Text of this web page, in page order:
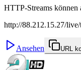
HTTP-Streams
http://88.212.15.27/
Ansehen URL